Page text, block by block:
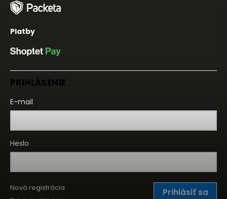
Platby
PRIHLÁSENIE
E-mail
Heslo
Prihlásiť sa
Nová registrácia